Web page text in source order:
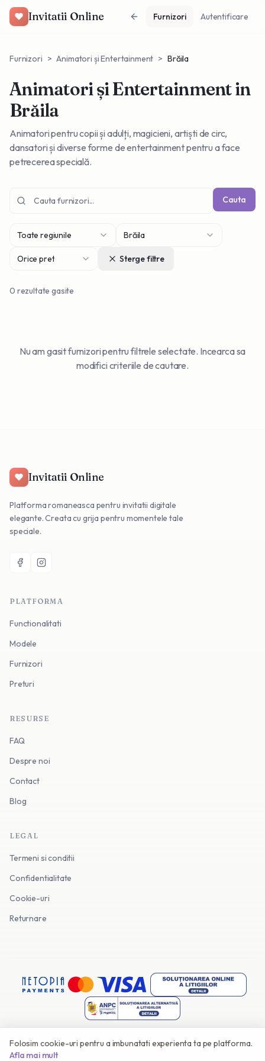
Invitatii Online Furnizori Autentificare
Furnizori > Animatori și Entertainment > Brăila
Animatori și Entertainmentin
Brăila
Animatori pentru copii și adulți, magicieni, artiști de circ,
dansatori și diverse forme de entertainment pentru a face
petrecerea specială.
Cauta
Toate regiunile Brăila
Orice pret Sterge filtre
0 rezultate gasite
Nu am gasit furnizori pentru filtrele selectate. Incearca sa
modifici criteriile de cautare.
Invitatii Online
Platforma romaneasca pentru invitatii digitale
elegante. Creata cu grija pentru momentele tale
speciale.
PLATFORMA
Functionalitati
Modele
Furnizori
Preturi
RESURSE
FAQ
Despre noi
Contact
Blog
LEGAL
Termeni si conditii
Confidentialitate
Cookie-uri
Returnare
©2026
Folosim cookie-uri pentru a imbunatati experienta ta pe platforma.
Afla mai mult